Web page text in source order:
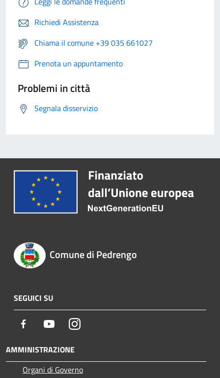
Richiedi Assistenza
Chiama il comune +39 035 661027
Prenota un appuntamento
Problemi in città
Segnala disservizio
Comune di Pedrengo
SEGUICI SU
Facebook YoutubeInstagram
AMMINISTRAZIONE
Organi di Governo